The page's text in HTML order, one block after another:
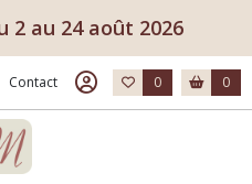
2 au 24 août 2026
Contact 0 0